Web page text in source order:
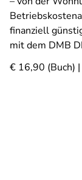
finanziell
mit dem DMB
€ 16,90 (Buch)